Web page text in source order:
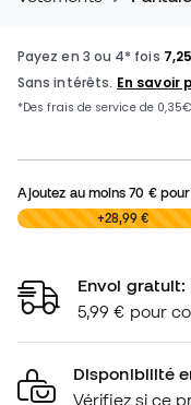
Ajoutez au moins70 €pour
0,00 € +28,99 €
Envoi gratuit:
5,99 € pour
Disponibilité
Vérifiez si ce